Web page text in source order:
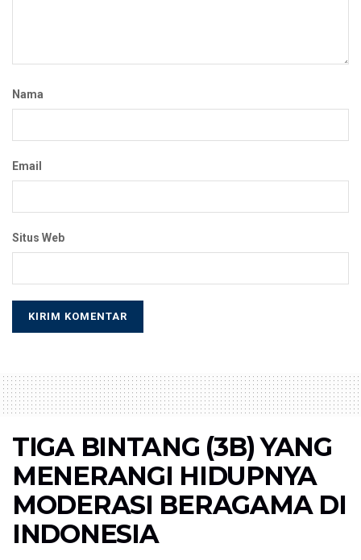
Nama
Email
Situs Web
TIGA BINTANG (3B) YANG
MENERANGI HIDUPNYA
MODERASI BERAGAMA DI
INDONESIA